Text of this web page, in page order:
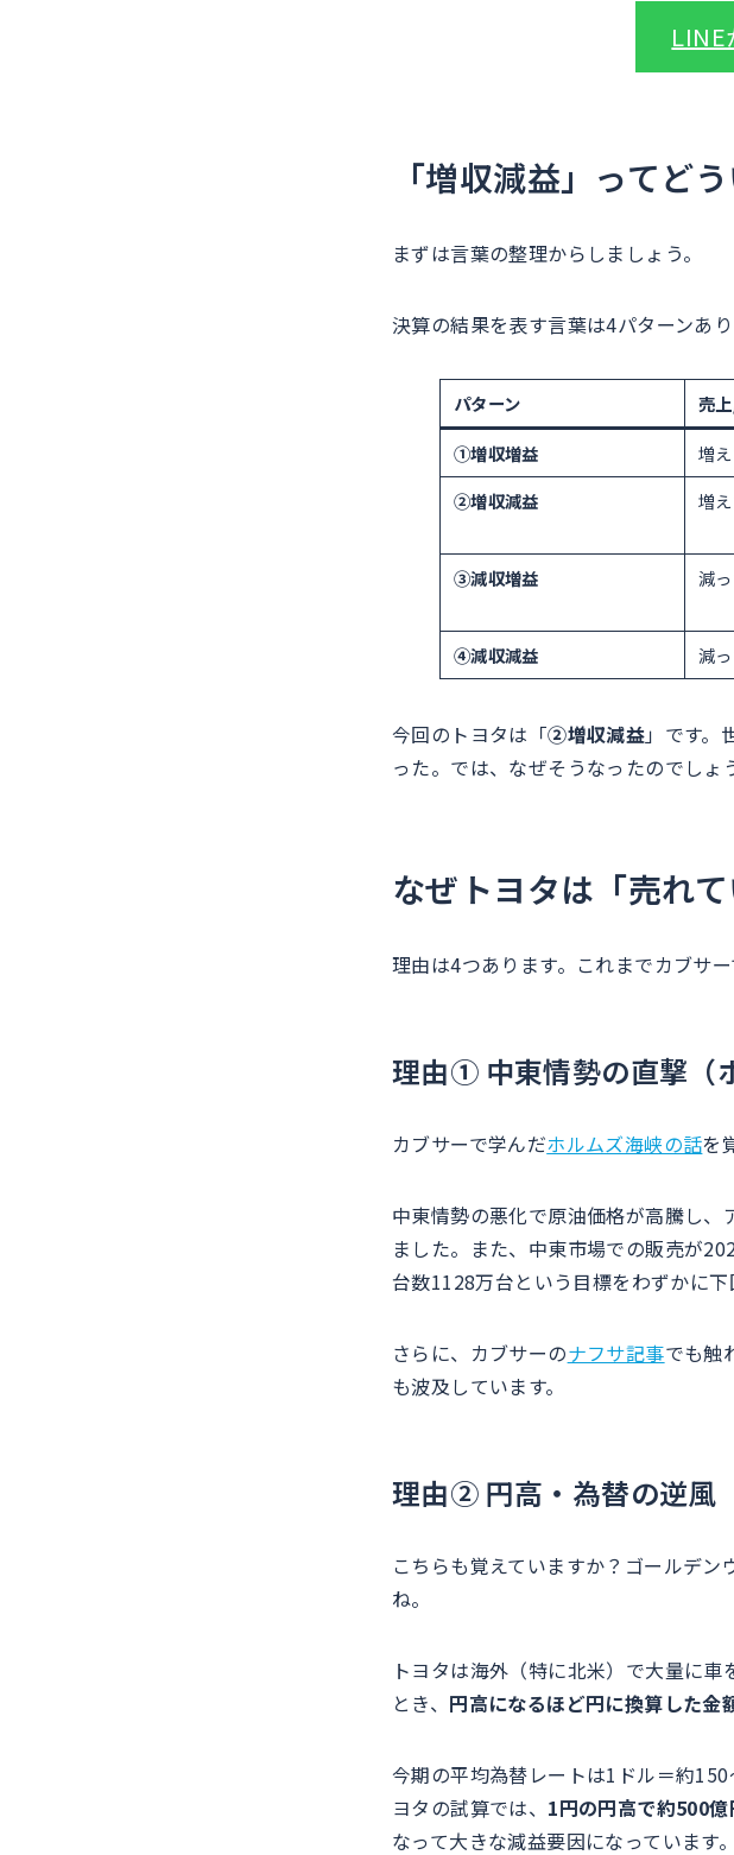
LINE
「増収減益」ってど
まずは言葉の整理からしましょう。
決算の結果を表す言葉は4パターンあり
パターン 売
①増収増益
増
②増収減益
増
③減収増益
減
④減収減益
減
今回のトヨタは「②増収減益」です。
った。では、なぜそうなったのでしょ
なぜトヨタは「売れ
理由は4つあります。これまでカブサ
理由① 中東情勢の直撃（
カブサーで学んだホルムズ海峡の話を
中東情勢の悪化で原油価格が高騰し
ました。また、中東市場での販売が
台数1128万台という目標をわずかに下
さらに、カブサーのナフサ記事でも触
も波及しています。
理由② 円高・為替の逆風
こちらも覚えていますか？ゴールデン
ね。
トヨタは海外（特に北米）で大量に
とき、 円高になるほど円に換算した金
今期の平均為替レートは1ドル＝約
ヨタの試算では、 1円の円高で約500
なって大きな減益要因になっています。